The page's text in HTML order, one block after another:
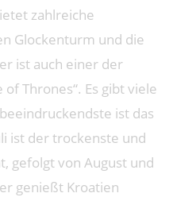
zahlreiche
Glockenturm und die
ist auch einer der
Thrones“. Es gibt viele
ist das
ist der trockenste und
gefolgt von August und
genießt Kroatien